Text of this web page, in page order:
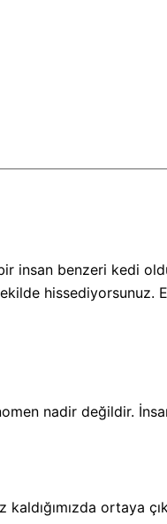
insan benzeri kedi
hissediyorsunuz.
nadir değildir.
ortaya